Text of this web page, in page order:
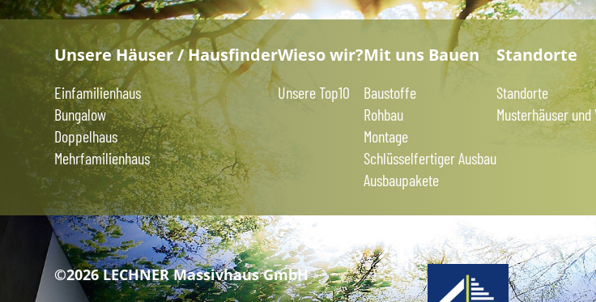
Unsere Häuser / Hausfinder
Einfamilienhaus
Bungalow
Doppelhaus
Mehrfamilienhaus
Wieso wir?
Unsere Top10
Mit uns Bauen
Baustoffe
Rohbau
Montage
Schlüsselfertiger Ausbau
Ausbaupakete
Standorte
Standorte
Musterhäuser
©2026 LECHNER Massivhaus GmbH